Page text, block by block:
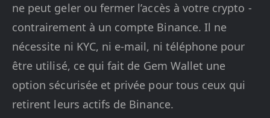
ne peut geler ou fermer l’accès à votre crypto -
contrairement à un compte Binance. Il ne
nécessite ni KYC, ni e-mail, ni téléphone pour
être utilisé, ce qui fait de Gem Wallet une
option sécurisée et privée pour tous ceux qui
retirent leurs actifs de Binance.